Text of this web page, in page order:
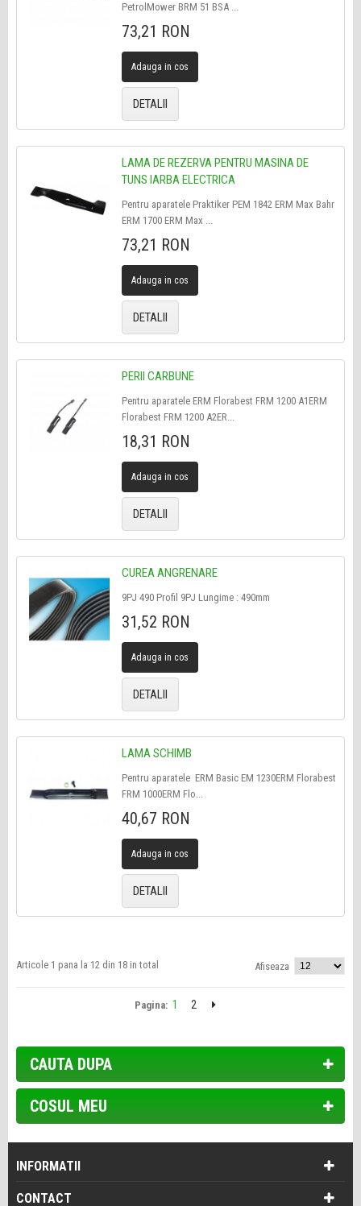
PetrolMower BRM 51 BSA ...
73,21 RON
Adauga in cos
DETALII
LAMA DE REZERVA PENTRU MASINA DE
TUNS IARBA ELECTRICA
Pentru aparatele Praktiker PEM 1842 ERM Max Bahr
ERM 1700 ERM Max ...
73,21 RON
Adauga in cos
DETALII
PERII CARBUNE
Pentru aparatele ERM Florabest FRM 1200 A1ERM
Florabest FRM 1200 A2ER...
18,31 RON
Adauga in cos
DETALII
CUREA ANGRENARE
9PJ 490 Profil 9PJ Lungime : 490mm
31,52 RON
Adauga in cos
DETALII
LAMA SCHIMB
Pentru aparatele ERM Basic EM 1230ERM Florabest
FRM 1000ERM Flo...
40,67 RON
Adauga in cos
DETALII
Articole 1 pana la 12 din 18 in total Afiseaza
Pagina: 1 2
CAUTA DUPA
COSUL MEU
INFORMATII
CONTACT